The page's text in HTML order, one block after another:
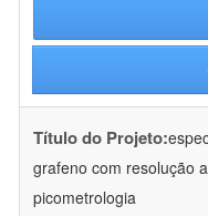
Título do Projeto:
grafeno com resolução
picometrologia